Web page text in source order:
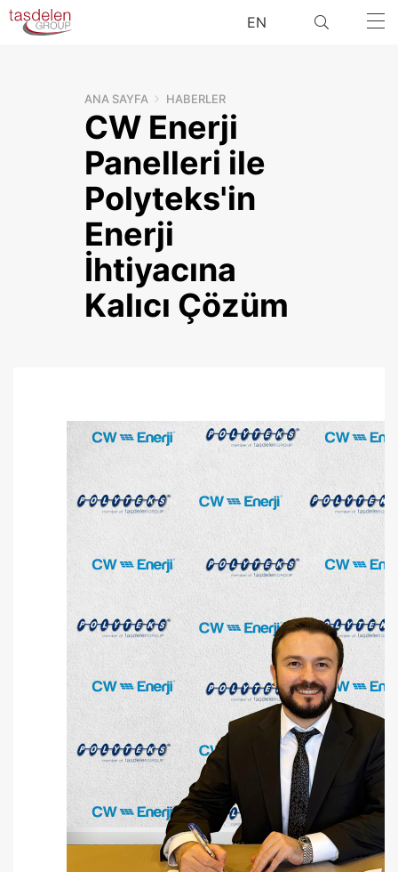
EN
ARA
ANA SAYFA HABERLER
CW Enerji
Panelleri ile
Polyteks'in
Enerji
İhtiyacına
Kalıcı Çözüm